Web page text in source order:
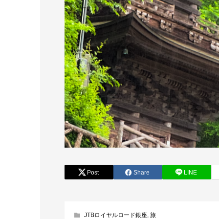
Post Share LINE
JTBロイヤルロード銀座, 旅